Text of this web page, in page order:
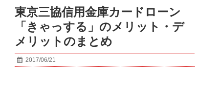
東京三協信用金庫カードローン
「きゃっする」のメリット・デ
メリットのまとめ
2017/06/21